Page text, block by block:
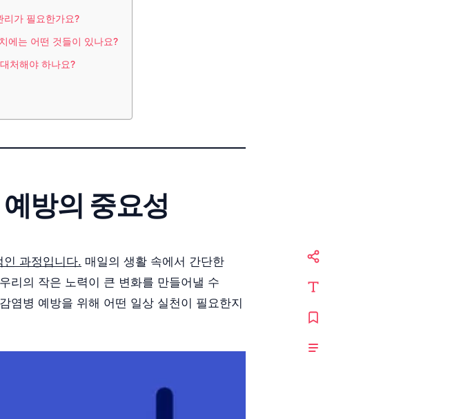
리가 필요한가요?
에는 어떤 것들이 있나요?
처해야 하나요?
방의 중요성
과정입니다. 매일의 생활 속에서 간단한
리의 작은 노력이 큰 변화를 만들어낼 수
염병 예방을 위해 어떤 일상 실천이 필요한지